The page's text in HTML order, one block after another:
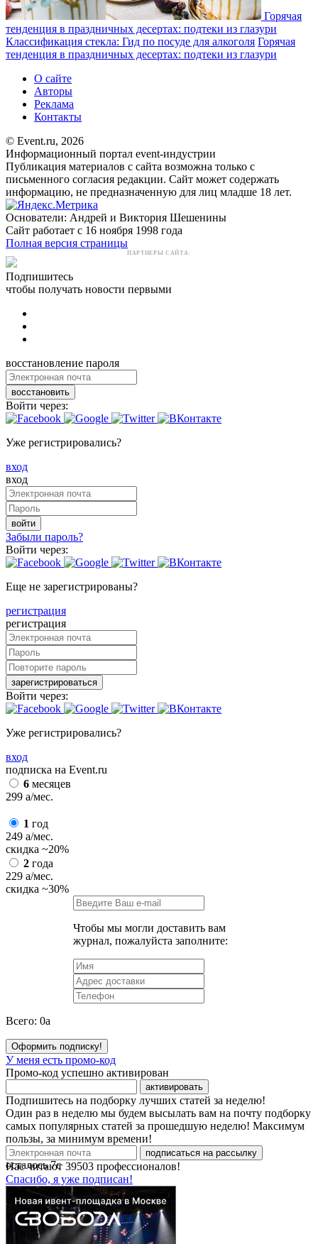
Горячая
тенденция в праздничных десертах: подтеки из глазури
Классификация стекла: Гид по посуде для алкоголя Горячая
тенденция в праздничных десертах: подтеки из глазури
О сайте
Авторы
Реклама
Контакты
© Event.ru, 2026
Информационный портал event-индустрии
Публикация материалов с сайта возможна только с
письменного согласия редакции. Сайт может содержать
информацию, не предназначенную для лиц младше 18 лет.
Основатели: Андрей и Виктория Шешенины
Сайт работает с 16 ноября 1998 года
Полная версия страницы
ПАРТНЕРЫ САЙТА:
Подпишитесь
чтобы получать новости первыми
восстановление пароля
восстановить
Войти через:
Уже регистрировались?
вход
вход
войти
Забыли пароль?
Войти через:
Еще не зарегистрированы?
регистрация
регистрация
зарегистрироваться
Войти через:
Уже регистрировались?
вход
подписка на Event.ru
6 месяцев
299 a/мес.
1 год
249 a/мес.
скидка ~20%
2 года
229 a/мес.
скидка ~30%
Чтобы мы могли доставить вам
журнал, пожалуйста заполните:
Всего: 0a
Оформить подписку!
У меня есть промо-код
Промо-код успешно активирован
активировать
Подпишитесь на подборку лучших статей за неделю!
Один раз в неделю мы будем высылать вам на почту подборку
самых популярных статей за прошедшую неделю! Максимум
пользы, за минимум времени!
подписаться на рассылку
Нас читают 39503 профессионалов!
Спасибо, я уже подписан!
осталось7с